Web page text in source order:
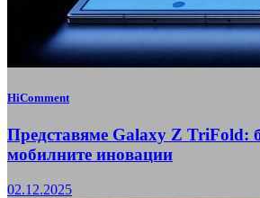
HiComment
Представяме Galaxy Z TriFold:
мобилните иновации
02.12.2025